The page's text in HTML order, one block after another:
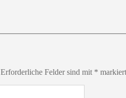
Erforderliche Felder sind mit * markiert